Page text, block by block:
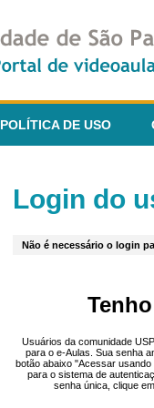
POLÍTICA DE USO
Login do
Não é necessário o login
Usuários da comunidade
para o e-Aulas. Sua senha
botão abaixo "Acessar
para o sistema de
senha única, clique